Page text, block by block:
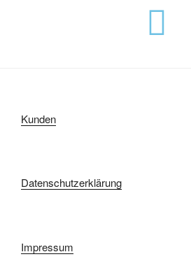
Kunden
Datenschutzerklärung
Impressum